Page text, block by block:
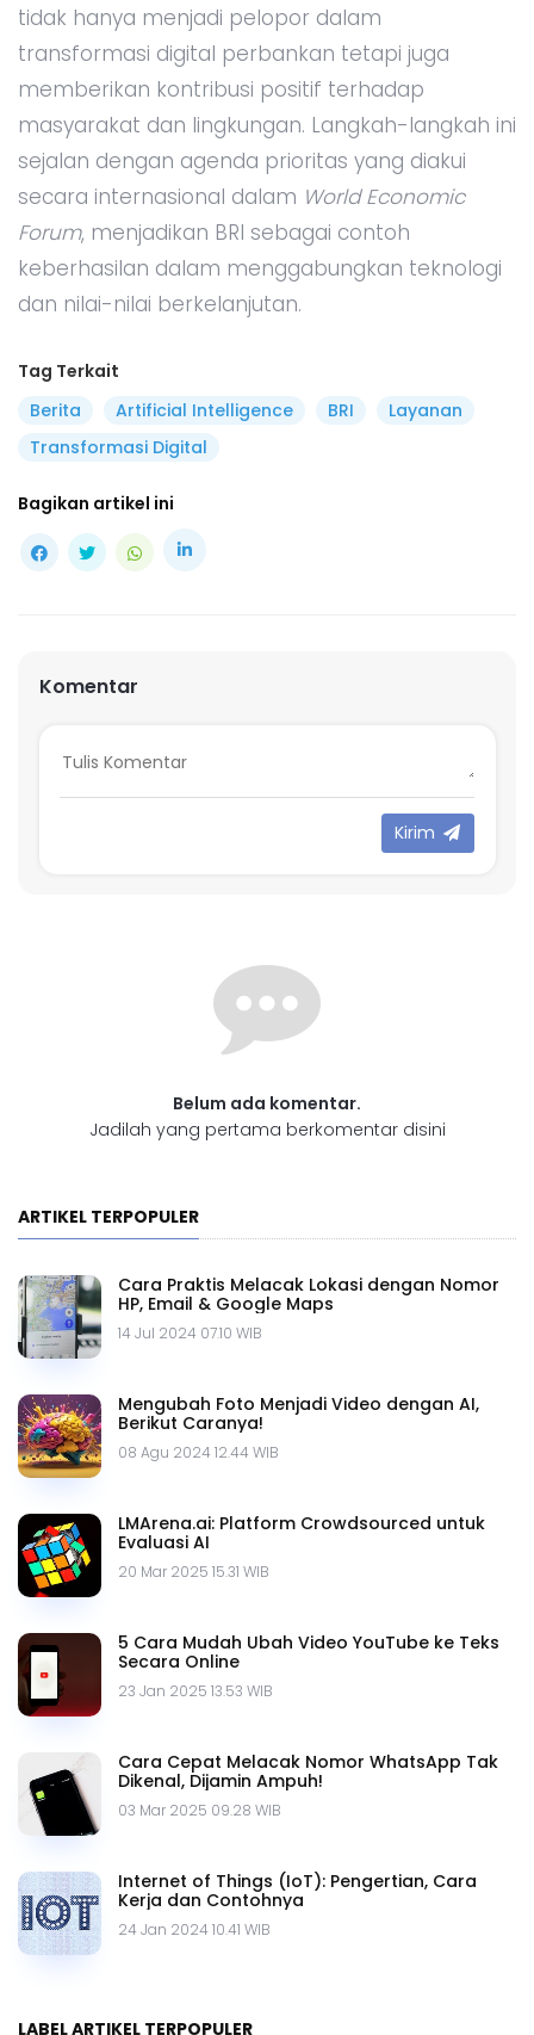
tidak hanya menjadi pelopor dalam
transformasi digital perbankan tetapi juga
memberikan kontribusi positif terhadap
masyarakat dan lingkungan. Langkah-langkah ini
sejalan dengan agenda prioritas yang diakui
secara internasional dalam World Economic
Forum, menjadikan BRI sebagai contoh
keberhasilan dalam menggabungkan teknologi
dan nilai-nilai berkelanjutan.
Tag Terkait
Berita
Artificial Intelligence BRI
Layanan
Transformasi Digital
Bagikan artikel ini
Komentar
Kirim
Belum ada komentar.
Jadilah yang pertama berkomentar disini
ARTIKEL TERPOPULER
Cara Praktis Melacak Lokasi dengan Nomor
HP, Email & Google Maps
14 Jul 2024 07.10 WIB
Mengubah Foto Menjadi Video dengan AI,
Berikut Caranya!
08 Agu 2024 12.44 WIB
LMArena.ai: Platform Crowdsourced untuk
Evaluasi AI
20 Mar 2025 15.31 WIB
5 Cara Mudah Ubah Video YouTube ke Teks
Secara Online
23 Jan 2025 13.53 WIB
Cara Cepat Melacak Nomor WhatsApp Tak
Dikenal, Dijamin Ampuh!
03 Mar 2025 09.28 WIB
Internet of Things (IoT): Pengertian, Cara
Kerja dan Contohnya
24 Jan 2024 10.41 WIB
LABEL ARTIKEL TERPOPULER